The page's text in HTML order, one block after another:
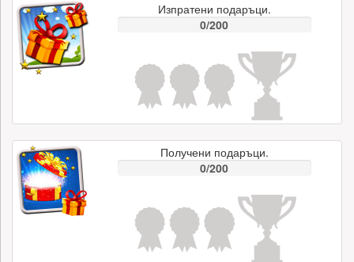
Изпратени подаръци.
0/200
Получени подаръци.
0/200